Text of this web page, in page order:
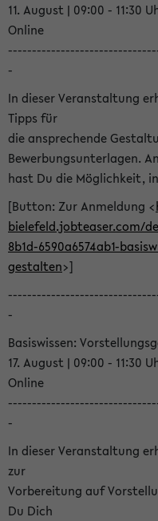
11. August | 09:00 - 11:30
Online
-
In dieser Veranstaltung
Tipps für
die ansprechende
Bewerbungsunterlagen.
hast Du die Möglichkeit,
[Button: Zur Anmeldung <
bielefeld.jobteaser.com/
8b1d-6590a6574ab1-
gestalten>]
-
Basiswissen:
17. August | 09:00 - 11:30
Online
-
In dieser Veranstaltung
zur
Vorbereitung auf
Du Dich